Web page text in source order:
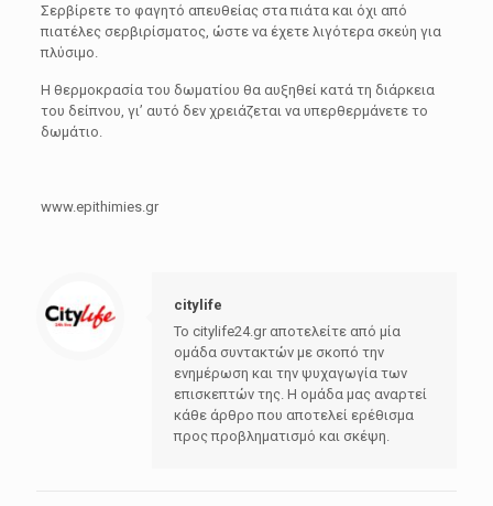
Σερβίρετε το φαγητό απευθείας στα πιάτα και όχι από
πιατέλες σερβιρίσματος, ώστε να έχετε λιγότερα σκεύη για
πλύσιμο.
Η θερμοκρασία του δωματίου θα αυξηθεί κατά τη διάρκεια
του δείπνου, γι’ αυτό δεν χρειάζεται να υπερθερμάνετε το
δωμάτιο.
www.epithimies.gr
citylife
Το citylife24.gr αποτελείτε από μία
ομάδα συντακτών με σκοπό την
ενημέρωση και την ψυχαγωγία των
επισκεπτών της. Η ομάδα μας αναρτεί
κάθε άρθρο που αποτελεί ερέθισμα
προς προβληματισμό και σκέψη.